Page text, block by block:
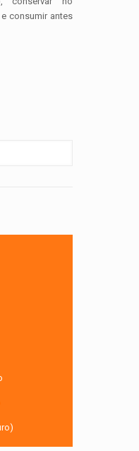
consumir antes